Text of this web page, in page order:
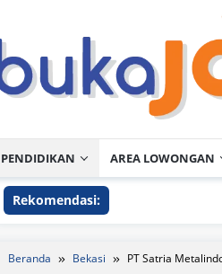
PENDIDIKAN AREA LOWONGAN
Rekomendasi:
Beranda Bekasi PT Satria